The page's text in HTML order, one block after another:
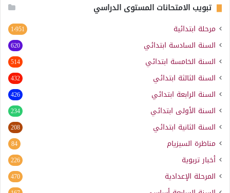
تبويب الامتحانات المستوى الدراسي
مرحلة ابتدائية 1٬951
السنة السادسة ابتدائي 620
السنة الخامسة ابتدائي 514
السنة الثالثة ابتدائي 432
السنة الرابعة ابتدائي 426
السنة الأولى ابتدائي 234
السنة الثانية ابتدائي 208
مناظرة السيزيام 84
أخبار تربوية 226
المرحلة الإعدادية 470